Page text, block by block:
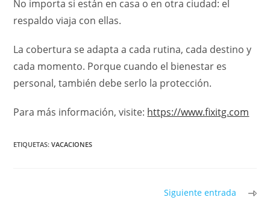
No importa si están en casa o en otra ciudad: el
respaldo viaja con ellas.
La cobertura se adapta a cada rutina, cada destino y
cada momento. Porque cuando el bienestar es
personal, también debe serlo la protección.
Para más información, visite: https://www.fixitg.com
ETIQUETAS:VACACIONES
Siguiente entrada